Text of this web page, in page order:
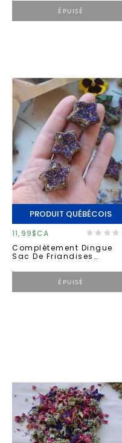
ÉPUISÉ
PRODUIT QUÉBÉCOIS
11,99$CA
Complètement Dingue
Sac De Friandises
ÉPUISÉ